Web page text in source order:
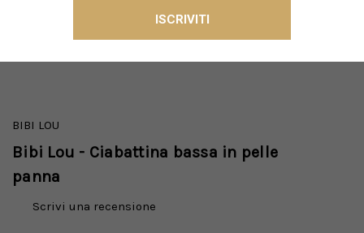
BIBI LOU
Bibi Lou - Ciabattina bassa in pelle
panna
Scrivi una recensione